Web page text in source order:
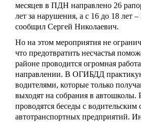
месяцев в ПДН направлено 26
лет за нарушения, а с 16 до 18 лет
сообщил Сергей Николаевич.
Но на этом мероприятия не
что предотвратить несчастья
районе проводится огромная
направлении. В ОГИБДД
водителями, которые только
выходят на собрания в автошколы.
проводятся беседы с водительским
автотранспортных предприятий.